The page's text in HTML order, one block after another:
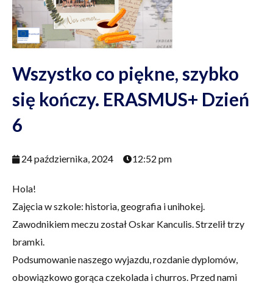
Wszystko co piękne, szybko
się kończy. ERASMUS+ Dzień
6
24 października, 2024 12:52 pm
Hola!
Zajęcia w szkole: historia, geografia i unihokej.
Zawodnikiem meczu został Oskar Kanculis. Strzelił trzy
bramki.
Podsumowanie naszego wyjazdu, rozdanie dyplomów,
obowiązkowo gorąca czekolada i churros. Przed nami